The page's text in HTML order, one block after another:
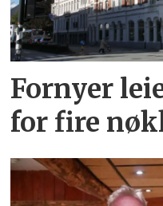
Fornyer
for fire